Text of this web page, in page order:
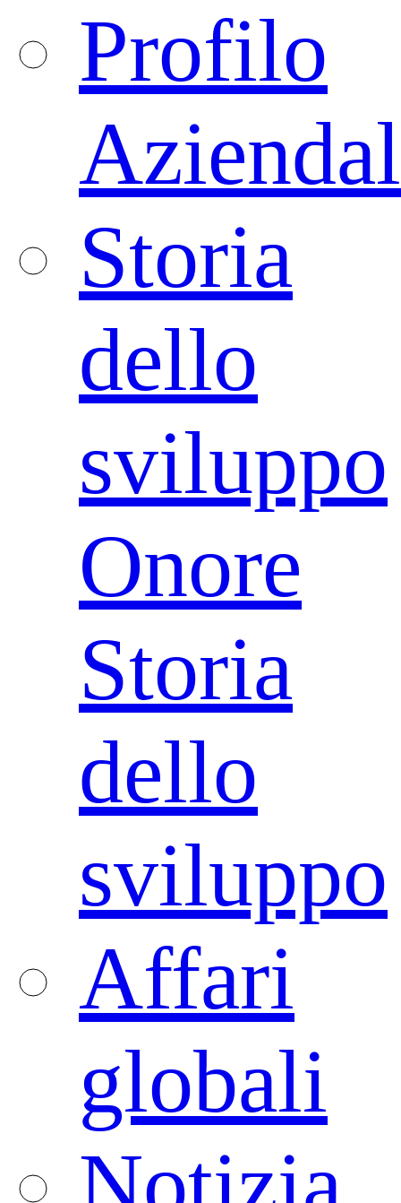
Profilo
Storia
dello
sviluppo
Onore
Storia
dello
sviluppo
Affari
globali